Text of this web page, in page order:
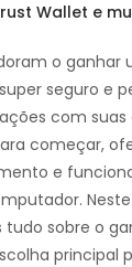
Wallet e
o ganhar
seguro e
com suas
começar,
e
sobre o
principal